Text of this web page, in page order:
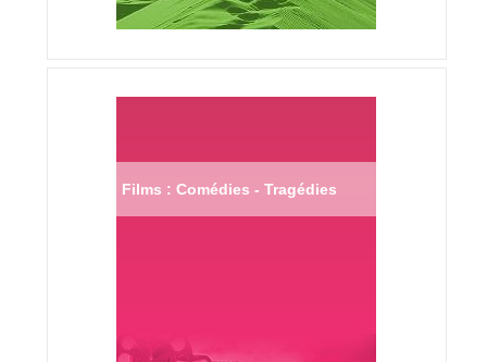
Films : Comédies - Tragédies